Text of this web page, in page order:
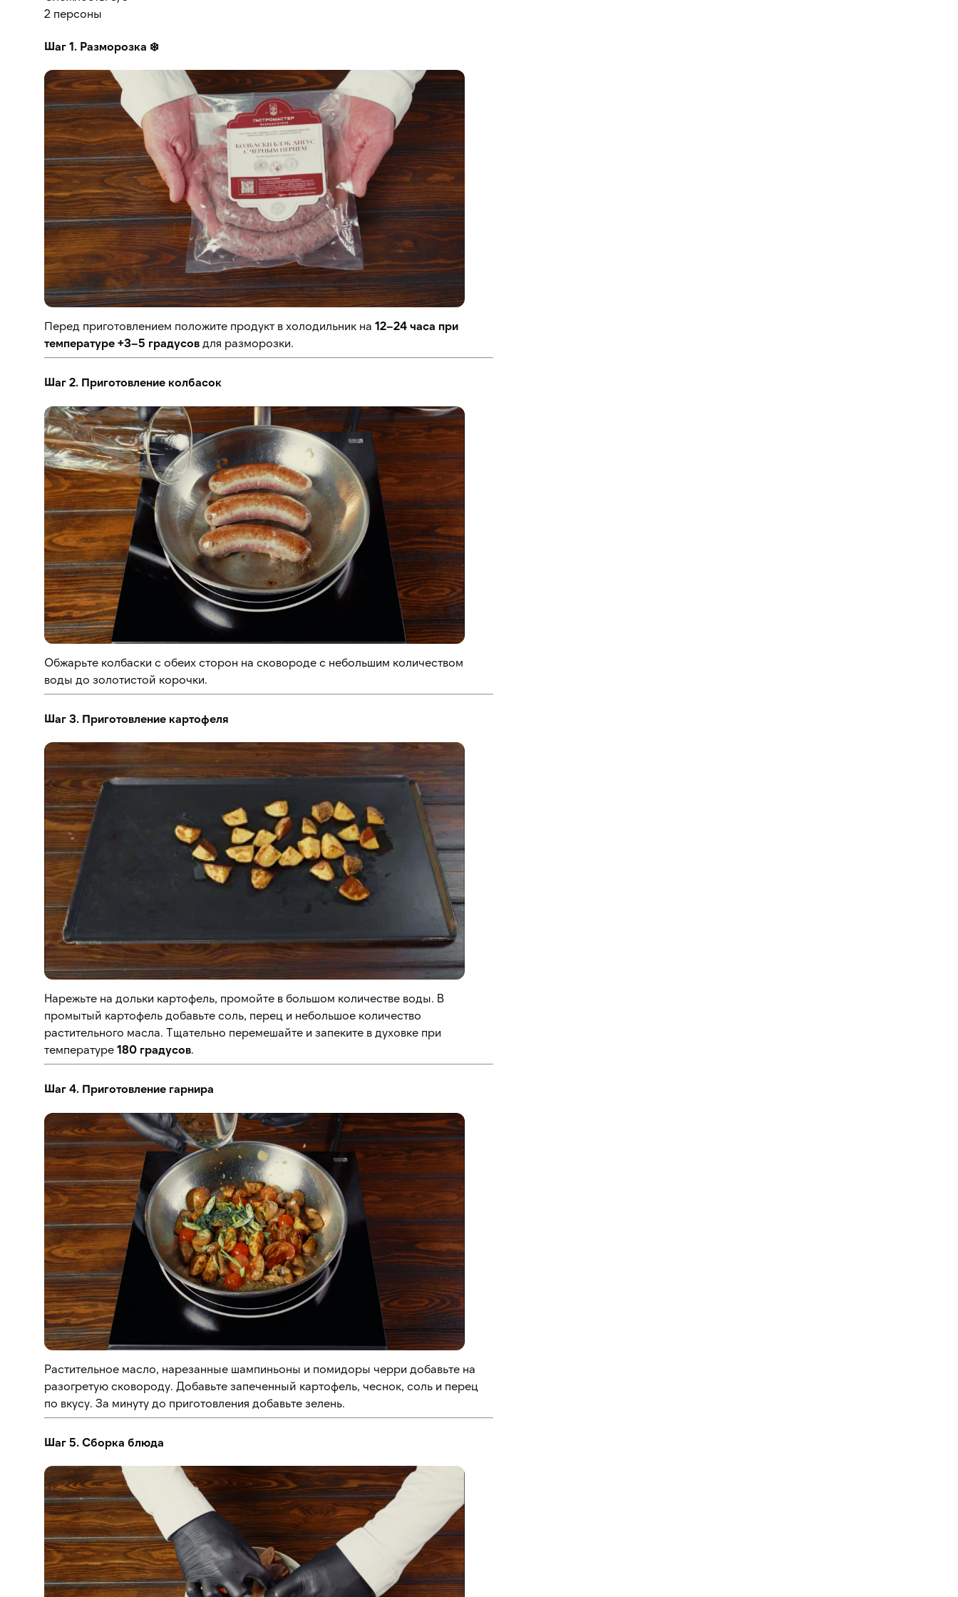
2 персоны
Шаг 1. Разморозка ❄️
Перед приготовлением положите продукт в холодильник на 12–24 часа при
температуре +3–5 градусов для разморозки.
Шаг 2. Приготовление колбасок
Обжарьте колбаски с обеих сторон на сковороде с небольшим количеством
воды до золотистой корочки.
Шаг 3. Приготовление картофеля
Нарежьте на дольки картофель, промойте в большом количестве воды. В
промытый картофель добавьте соль, перец и небольшое количество
растительного масла. Тщательно перемешайте и запеките в духовке при
температуре 180 градусов.
Шаг 4. Приготовление гарнира
Растительное масло, нарезанные шампиньоны и помидоры черри добавьте на
разогретую сковороду. Добавьте запеченный картофель, чеснок, соль и перец
по вкусу. За минуту до приготовления добавьте зелень.
Шаг 5. Сборка блюда